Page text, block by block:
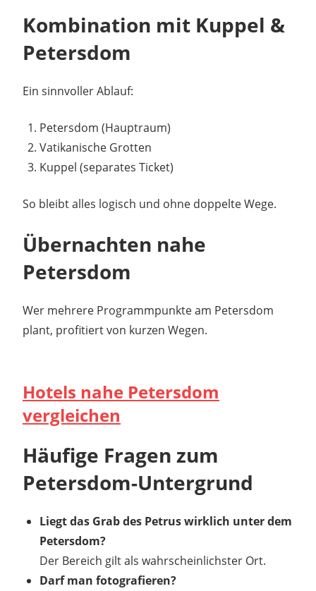
Kombination mit Kuppel &
Petersdom
Ein sinnvoller Ablauf:
Petersdom (Hauptraum)
Vatikanische Grotten
Kuppel (separates Ticket)
So bleibt alles logisch und ohne doppelte Wege.
Übernachten nahe
Petersdom
Wer mehrere Programmpunkte am Petersdom
plant, profitiert von kurzen Wegen.
Hotels nahe Petersdom
vergleichen
Häufige Fragen zum
Petersdom-Untergrund
Liegt das Grab des Petrus wirklich unter dem
Petersdom?
Der Bereich gilt als wahrscheinlichster Ort.
Darf man fotografieren?